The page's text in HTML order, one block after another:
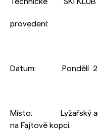
provedení:
Datum: Pondělí
Místo: Lyžařský areál
na Fajtově kopci.